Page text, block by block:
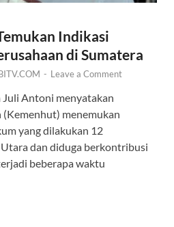
Indikasi
di Sumatera
- Leave a Comment
Antoni menyatakan
menemukan
yang dilakukan 12
dan diduga berkontribusi
beberapa waktu